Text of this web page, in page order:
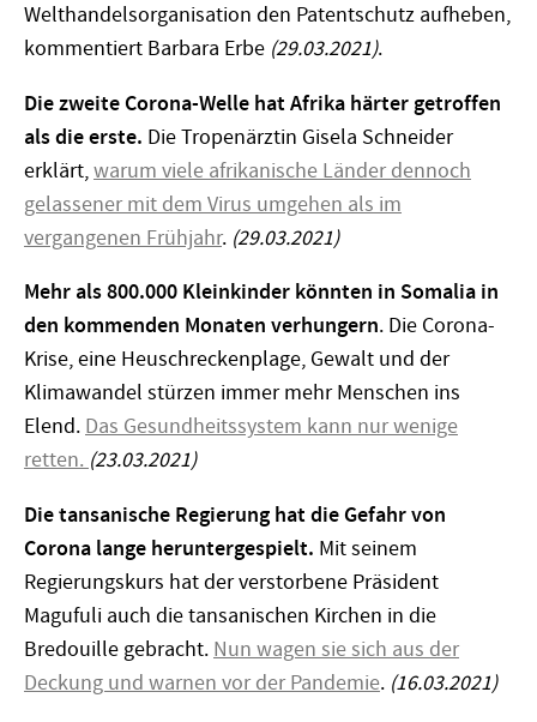
Welthandelsorganisation den Patentschutz aufheben,
kommentiert Barbara Erbe (29.03.2021).
Die zweite Corona-Welle hat Afrika härter getroffen
als die erste. Die Tropenärztin Gisela Schneider
erklärt,warum viele afrikanische Länder dennoch
gelassener mit dem Virus umgehen als im
vergangenen Frühjahr. (29.03.2021)
Mehr als 800.000 Kleinkinder könnten in Somalia in
den kommenden Monaten verhungern. Die Corona-
Krise, eine Heuschreckenplage, Gewalt und der
Klimawandel stürzen immer mehr Menschen ins
Elend. Das Gesundheitssystem kann nur wenige
retten. (23.03.2021)
Die tansanische Regierung hat die Gefahr von
Corona lange heruntergespielt. Mit seinem
Regierungskurs hat der verstorbene Präsident
Magufuli auch die tansanischen Kirchen in die
Bredouille gebracht. Nun wagen sie sich aus der
Deckung und warnen vor der Pandemie. (16.03.2021)